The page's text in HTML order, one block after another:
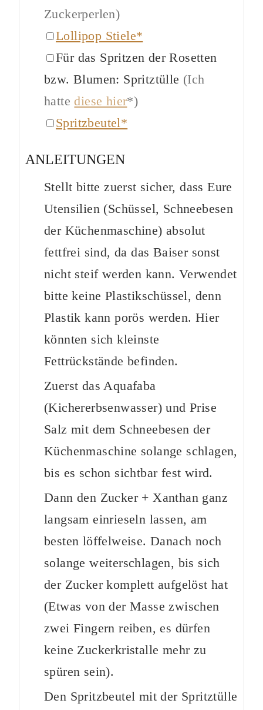
Zuckerperlen)
▢
Lollipop Stiele*
▢
Für das Spritzen der Rosetten
bzw. Blumen: Spritztülle (Ich
hattediese hier*)
▢
Spritzbeutel*
ANLEITUNGEN
Stellt bitte zuerst sicher, dass Eure
Utensilien (Schüssel, Schneebesen
der Küchenmaschine) absolut
fettfrei sind, da das Baiser sonst
nicht steif werden kann. Verwendet
bitte keine Plastikschüssel, denn
Plastik kann porös werden. Hier
könnten sich kleinste
Fettrückstände befinden.
Zuerst das Aquafaba
(Kichererbsenwasser) und Prise
Salz mit dem Schneebesen der
Küchenmaschine solange schlagen,
bis es schon sichtbar fest wird.
Dann den Zucker + Xanthan ganz
langsam einrieseln lassen, am
besten löffelweise. Danach noch
solange weiterschlagen, bis sich
der Zucker komplett aufgelöst hat
(Etwas von der Masse zwischen
zwei Fingern reiben, es dürfen
keine Zuckerkristalle mehr zu
spüren sein).
Den Spritzbeutel mit der Spritztülle